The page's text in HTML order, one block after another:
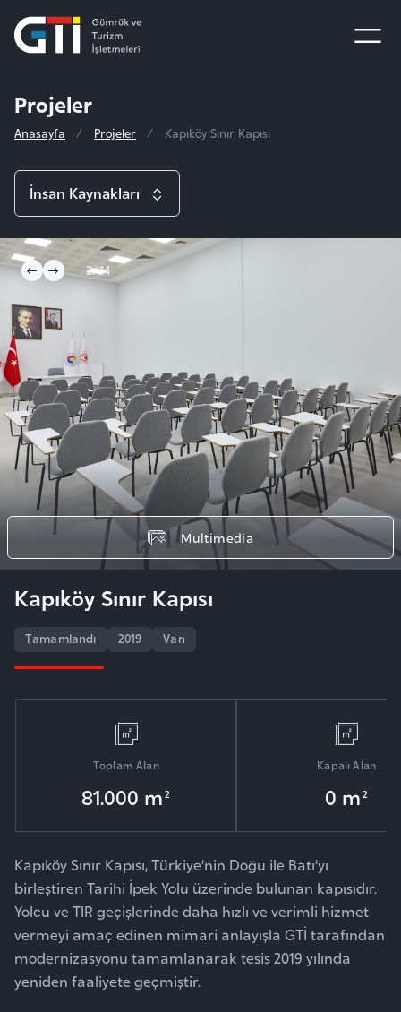
Projeler
Anasayfa Projeler Kapıköy Sınır Kapısı
3/14
Kapıköy Sınır Kapısı
Tamamlandı 2019 Van
Multimedia
Toplam Alan
81.000 m2
Kapalı Alan
0 m2
Kapıköy Sınır Kapısı, Türkiye’nin Doğu ile Batı’yı
birleştiren Tarihi İpek Yolu üzerinde bulunan kapısıdır.
Yolcu ve TIR geçişlerinde daha hızlı ve verimli hizmet
vermeyi amaç edinen mimari anlayışla GTİ tarafından
modernizasyonu tamamlanarak tesis 2019 yılında
yeniden faaliyete geçmiştir.
İnsan Kaynakları
Projeler
Sinan ve Selimiye Camii Vakfı
Uluslararası Faaliyetler
Taşodalar Otel